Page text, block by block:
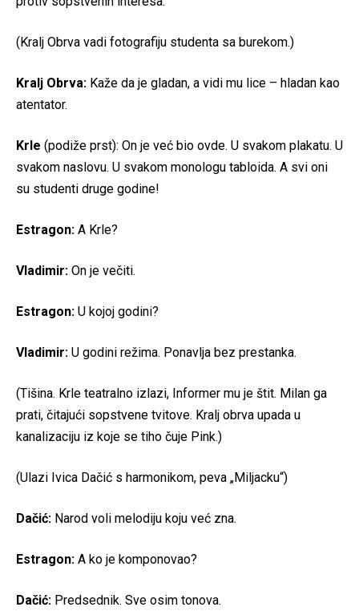
(Kralj Obrva vadi fotografiju studenta sa burekom.)
Kralj Obrva: Kaže da je gladan, a vidi mu lice – hladan kao
atentator.
Krle (podiže prst): On je već bio ovde. U svakom plakatu. U
svakom naslovu. U svakom monologu tabloida. A svi oni
su studenti druge godine!
Estragon: A Krle?
Vladimir: On je večiti.
Estragon: U kojoj godini?
Vladimir: U godini režima. Ponavlja bez prestanka.
(Tišina. Krle teatralno izlazi, Informer mu je štit. Milan ga
prati, čitajući sopstvene tvitove. Kralj obrva upada u
kanalizaciju iz koje se tiho čuje Pink.)
(Ulazi Ivica Dačić s harmonikom, peva „Miljacku“)
Dačić: Narod voli melodiju koju već zna.
Estragon: A ko je komponovao?
Dačić: Predsednik. Sve osim tonova.